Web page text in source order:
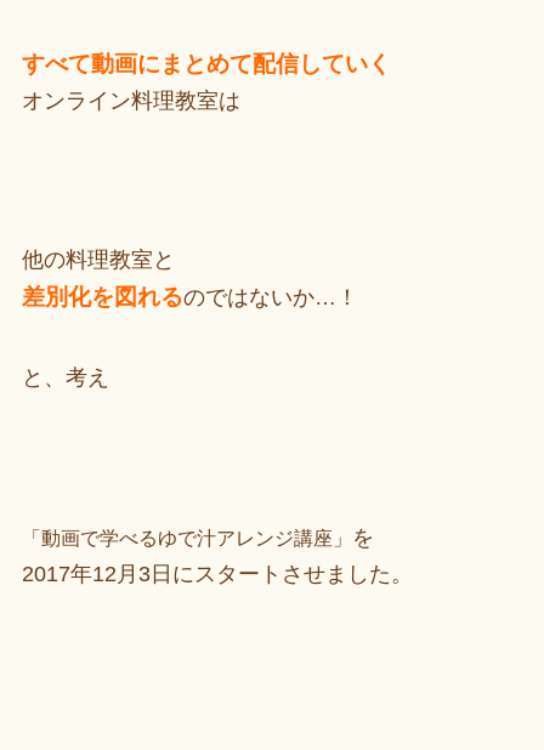
すべて動画にまとめて配信していく
オンライン料理教室は
他の料理教室と
差別化を図れるのではないか…！
と、考え
「動画で学べるゆで汁アレンジ講座」
を
2017年12月3日にスタートさせました。